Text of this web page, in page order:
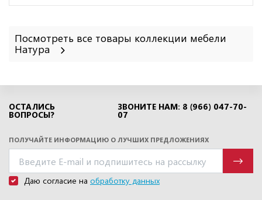
Посмотреть все товары коллекции мебели
Натура
ОСТАЛИСЬ
ВОПРОСЫ?
ЗВОНИТЕ НАМ: 8 (966) 047-70-
07
ПОЛУЧАЙТЕ ИНФОРМАЦИЮ О ЛУЧШИХ ПРЕДЛОЖЕНИЯХ
Даю согласие на обработку данных